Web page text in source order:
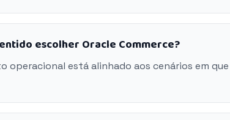
escolher Oracle Commerce?
operacional está alinhado aos cenários em